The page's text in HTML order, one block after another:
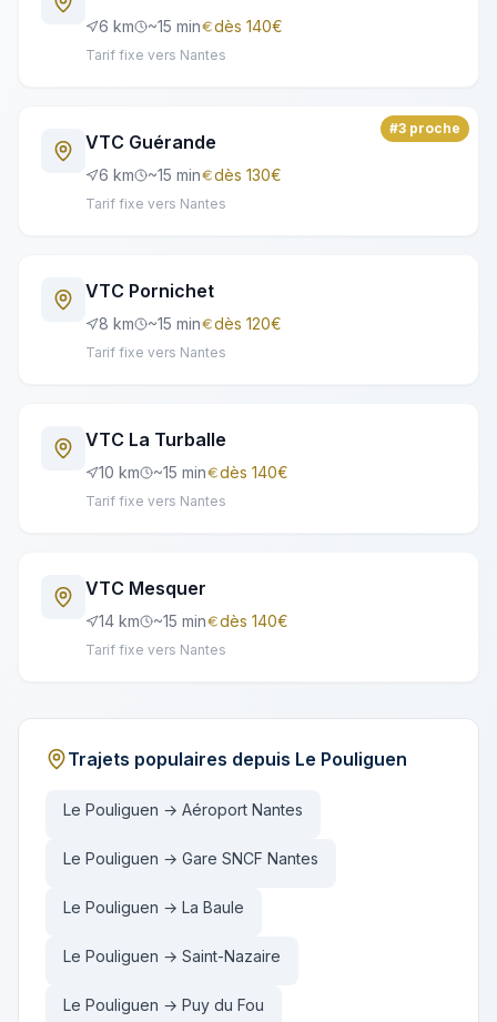
6 km ~15 min dès 140€
Tarif fixe vers Nantes
#3 proche
VTC Guérande
6 km ~15 min dès 130€
Tarif fixe vers Nantes
VTC Pornichet
8 km ~15 min dès 120€
Tarif fixe vers Nantes
VTC La Turballe
10 km ~15 min dès 140€
Tarif fixe vers Nantes
VTC Mesquer
14 km ~15 min dès 140€
Tarif fixe vers Nantes
Trajets populaires depuis Le Pouliguen
Le Pouliguen → Aéroport Nantes
Le Pouliguen → Gare SNCF Nantes
Le Pouliguen → La Baule
Le Pouliguen → Saint-Nazaire
Le Pouliguen → Puy du Fou